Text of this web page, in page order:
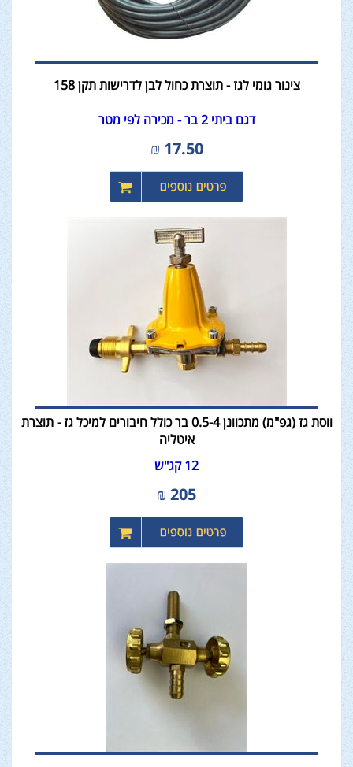
צינור גומי לגז - תוצרת כחול לבן לדרישות תקן 158
דגם ביתי 2 בר - מכירה לפי מטר
17.50
₪
ווסת גז (גפ"מ) מתכוונן 0.5-4 בר כולל חיבורים למיכל גז - תוצרת
איטליה
12 קג"ש
205
₪